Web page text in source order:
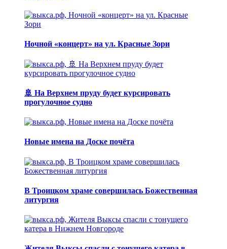
Ночной «концерт» на ул. Красные Зори
🚢 На Верхнем пруду будет курсировать
прогулочное судно
Новые имена на Доске почёта
В Троицком храме совершилась Божественная
литургия